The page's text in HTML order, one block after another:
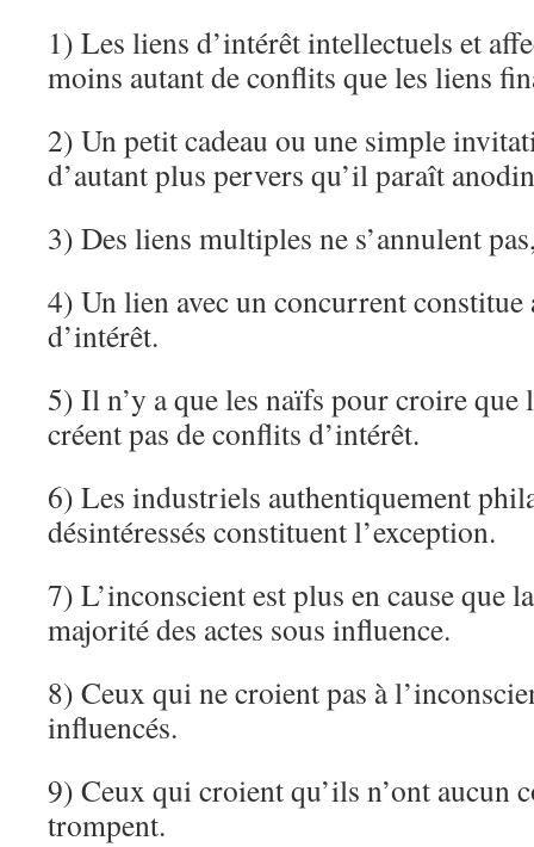
1) Les liens d’intérêt intellectuels et
moins autant de conflits que les liens
2) Un petit cadeau ou une simple
d’autant plus pervers qu’il paraît
3) Des liens multiples ne s’annulent
4) Un lien avec un concurrent
d’intérêt.
5) Il n’y a que les naïfs pour croire que
créent pas de conflits d’intérêt.
6) Les industriels authentiquement
désintéressés constituent l’exception.
7) L’inconscient est plus en cause que
majorité des actes sous influence.
8) Ceux qui ne croient pas à
influencés.
9) Ceux qui croient qu’ils n’ont aucun
trompent.